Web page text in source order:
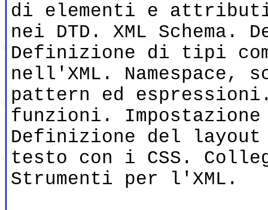
di elementi e
nei DTD. XML
Definizione di tipi
nell'XML. Namespace,
pattern ed
funzioni.
Definizione del layout
testo con i CSS.
Strumenti per l'XML.